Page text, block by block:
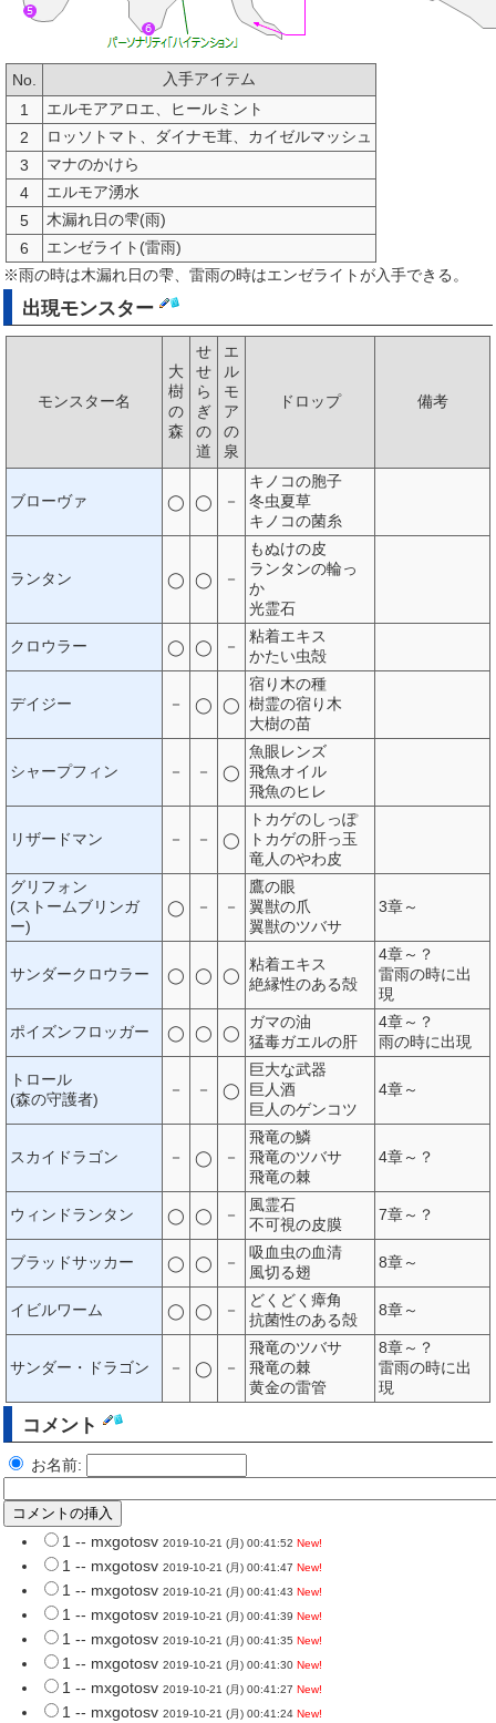
No.
入手アイテム
1
エルモアアロエ、ヒールミント
2
ロッソトマト、ダイナモ茸、カイゼルマッシュ
3
マナのかけら
4
エルモア湧水
5
木漏れ日の雫(雨)
6
エンゼライト(雷雨)
※雨の時は木漏れ日の雫、雷雨の時はエンゼライトが入手できる。
出現モンスター
モンスター名
大
樹
の
森
せ
せ
ら
ぎ
の
道
エ
ル
モ
ア
の
泉
ドロップ 備考
ブローヴァ ◯ ◯ －
キノコの胞子
冬虫夏草
キノコの菌糸
ランタン ◯ ◯ －
もぬけの皮
ランタンの輪っ
か
光霊石
クロウラー ◯ ◯ －
粘着エキス
かたい虫殻
デイジー － ◯ ◯
宿り木の種
樹霊の宿り木
大樹の苗
シャープフィン － － ◯
魚眼レンズ
飛魚オイル
飛魚のヒレ
リザードマン － － ◯
トカゲのしっぽ
トカゲの肝っ玉
竜人のやわ皮
グリフォン
(ストームブリンガ
ー)
◯ － －
鷹の眼
翼獣の爪
翼獣のツバサ
3章～
サンダークロウラー ◯ ◯ ◯
粘着エキス
絶縁性のある殻
4章～？
雷雨の時に出
現
ポイズンフロッガー ◯ ◯ ◯
ガマの油
猛毒ガエルの肝
4章～？
雨の時に出現
トロール
(森の守護者)
－ － ◯
巨大な武器
巨人酒
巨人のゲンコツ
4章～
スカイドラゴン － ◯ －
飛竜の鱗
飛竜のツバサ
飛竜の棘
4章～？
ウィンドランタン ◯ ◯ －
風霊石
不可視の皮膜
7章～？
ブラッドサッカー ◯ ◯ －
吸血虫の血清
風切る翅
8章～
イビルワーム ◯ ◯ －
どくどく瘴角
抗菌性のある殻
8章～
サンダー・ドラゴン － ◯ －
飛竜のツバサ
飛竜の棘
黄金の雷管
8章～？
雷雨の時に出
現
コメント
お名前:
1 -- mxgotosv 2019-10-21 (月) 00:41:52 New!
1 -- mxgotosv 2019-10-21 (月) 00:41:47 New!
1 -- mxgotosv 2019-10-21 (月) 00:41:43 New!
1 -- mxgotosv 2019-10-21 (月) 00:41:39 New!
1 -- mxgotosv 2019-10-21 (月) 00:41:35 New!
1 -- mxgotosv 2019-10-21 (月) 00:41:30 New!
1 -- mxgotosv 2019-10-21 (月) 00:41:27 New!
1 -- mxgotosv 2019-10-21 (月) 00:41:24 New!